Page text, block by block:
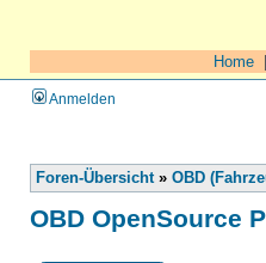
Home
Anmelden
Foren-Übersicht» OBD
OBD OpenSource